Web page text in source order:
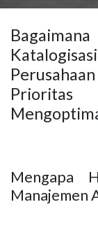
Mengapa
Manajemen